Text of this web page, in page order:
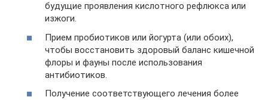
будущие проявления кислотного рефлюкса или
изжоги.
Прием пробиотиков или йогурта (или обоих),
чтобы восстановить здоровый баланс кишечной
флоры и фауны после использования
антибиотиков.
Получение соответствующего лечения более